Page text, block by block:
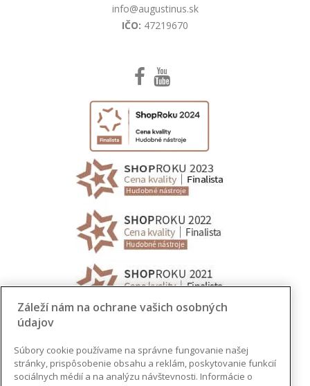
info@augustinus.sk
IČO: 47219670
Záleží nám na ochrane vašich osobných
údajov
Súbory cookie používame na správne fungovanie našej
stránky, prispôsobenie obsahu a reklám, poskytovanie funkcií
sociálnych médií a na analýzu návštevnosti. Informácie o